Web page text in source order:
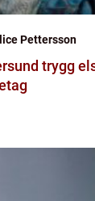
Pettersson
elservice